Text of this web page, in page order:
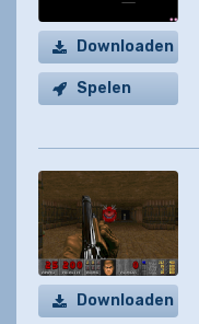
Downloaden
Spelen
Downloaden